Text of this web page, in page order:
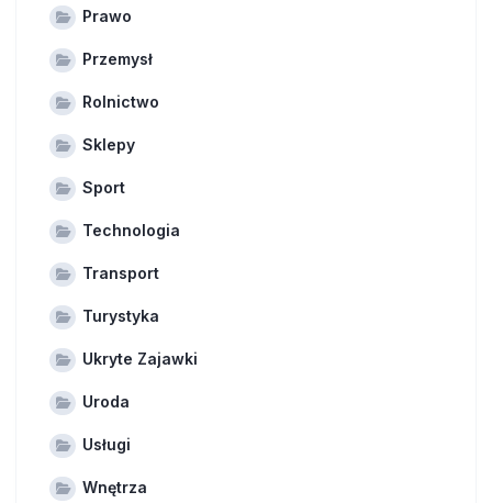
Prawo
Przemysł
Rolnictwo
Sklepy
Sport
Technologia
Transport
Turystyka
Ukryte Zajawki
Uroda
Usługi
Wnętrza